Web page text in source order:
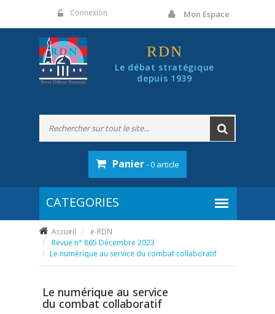
Connexion Mon Espace
RDN
Le débat stratégique
depuis 1939
Panier- 0 article
Accueil
e-RDN
Revue n° 865 Décembre 2023
Le numérique au service du combat collaboratif
Le numérique au service
du combat collaboratif